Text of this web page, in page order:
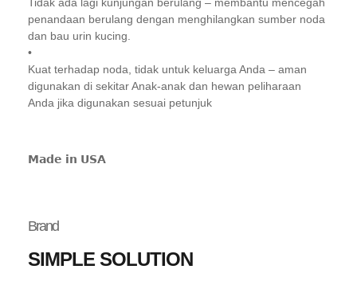
penandaan berulang dengan menghilangkan sumber noda
dan bau urin kucing.
•
Kuat terhadap noda, tidak untuk keluarga Anda – aman
digunakan di sekitar Anak-anak dan hewan peliharaan
Anda jika digunakan sesuai petunjuk
𝗠𝗮𝗱𝗲 𝗶𝗻 𝗨𝗦𝗔
Brand
SIMPLE SOLUTION